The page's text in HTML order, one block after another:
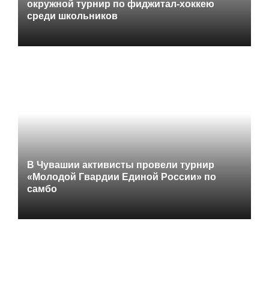
окружной турнир по фиджитал-хоккею
среди школьников
В Чувашии активисты провели турнир
«Молодой Гвардии Единой России» по
самбо